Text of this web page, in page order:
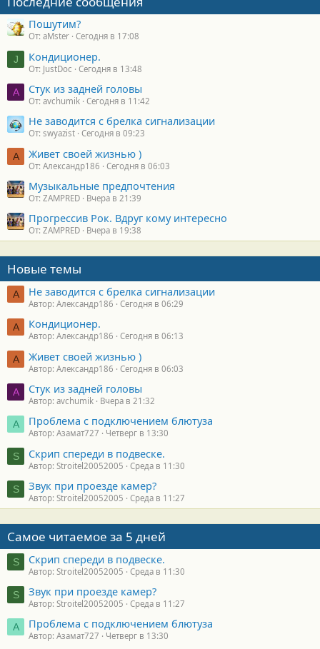
Пошутим?
От: aMster Сегодня в 17:08
J Кондиционер.
От: JustDoc Сегодня в 13:48
A Стук из задней головы
От: avchumik Сегодня в 11:42
Не заводится с брелка сигнализации
От: swyazist Сегодня в 09:23
А Живет своей жизнью )
От: Александр186 Сегодня в 06:03
Музыкальные предпочтения
От: ZAMPRED Вчера в 21:39
Прогрессив Рок. Вдруг кому интересно
От: ZAMPRED Вчера в 19:38
Новые темы
А Не заводится с брелка сигнализации
Автор: Александр186 Сегодня в 06:29
А Кондиционер.
Автор: Александр186 Сегодня в 06:13
А Живет своей жизнью )
Автор: Александр186 Сегодня в 06:03
A Стук из задней головы
Автор: avchumik Вчера в 21:32
А Проблема с подключением блютуза
Автор: Азамат727 Четверг в 13:30
S Скрип спереди в подвеске.
Автор: Stroitel20052005 Среда в 11:30
S Звук при проезде камер?
Автор: Stroitel20052005 Среда в 11:27
Самое читаемое за 5 дней
S Скрип спереди в подвеске.
Автор: Stroitel20052005 Среда в 11:30
S Звук при проезде камер?
Автор: Stroitel20052005 Среда в 11:27
А Проблема с подключением блютуза
Автор: Азамат727 Четверг в 13:30